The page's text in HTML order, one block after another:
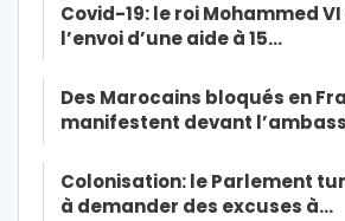
Covid-19: le roi Mohammed
l’envoi d’une aide à 15…
Des Marocains bloqués en
manifestent devant
Colonisation: le Parlement
à demander des excuses à…